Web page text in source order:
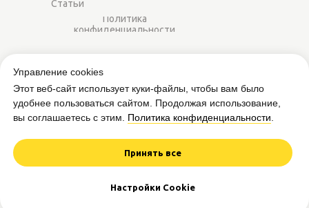
Управление cookies
Этот веб-сайт использует куки-файлы, чтобы вам было
удобнее пользоваться сайтом. Продолжая использование,
вы соглашаетесь с этим. Политика конфиденциальности.
Принять все
Настройки Cookie
2014–2025 ©
центров.
Статьи
Вся представленная на сайте информация
является публичной офертой.
Политика
конфиденциальности
Worker from Mars